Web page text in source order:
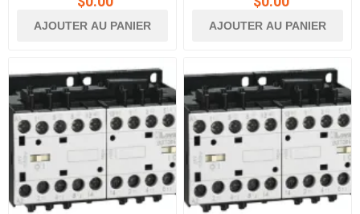
AJOUTER AU PANIER AJOUTER AU PANIER